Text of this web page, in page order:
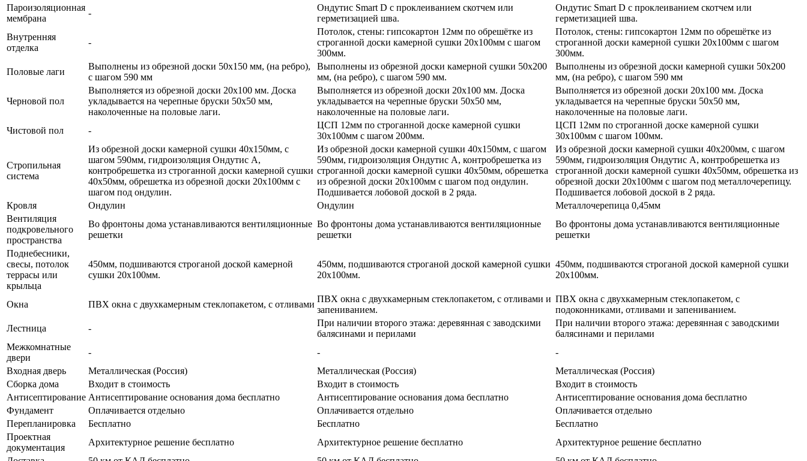
Пароизоляционная
мембрана
-
Ондутис Smart D с проклеиванием скотчем или
герметизацией шва.
Ондутис Smart D с проклеиванием скотчем или
герметизацией шва.
Внутренняя
отделка
-
Потолок, стены: гипсокартон 12мм по обрешётке из
строганной доски камерной сушки 20х100мм с шагом
300мм.
Потолок, стены: гипсокартон 12мм по обрешётке из
строганной доски камерной сушки 20х100мм с шагом
300мм.
Половые лаги
Выполнены из обрезной доски 50х150 мм, (на ребро),
с шагом 590 мм
Выполнены из обрезной доски камерной сушки 50х200
мм, (на ребро), с шагом 590 мм.
Выполнены из обрезной доски камерной сушки 50х200
мм, (на ребро), с шагом 590 мм
Черновой пол
Выполняется из обрезной доски 20х100 мм. Доска
укладывается на черепные бруски 50х50 мм,
наколоченные на половые лаги.
Выполняется из обрезной доски 20х100 мм. Доска
укладывается на черепные бруски 50х50 мм,
наколоченные на половые лаги.
Выполняется из обрезной доски 20х100 мм. Доска
укладывается на черепные бруски 50х50 мм,
наколоченные на половые лаги.
Чистовой пол
-
ЦСП 12мм по строганной доске камерной сушки
30х100мм с шагом 200мм.
ЦСП 12мм по строганной доске камерной сушки
30х100мм с шагом 100мм.
Стропильная
система
Из обрезной доски камерной сушки 40х150мм, с
шагом 590мм, гидроизоляция Ондутис А,
контробрешетка из строганной доски камерной сушки
40х50мм, обрешетка из обрезной доски 20х100мм с
шагом под ондулин.
Из обрезной доски камерной сушки 40х150мм, с шагом
590мм, гидроизоляция Ондутис А, контробрешетка из
строганной доски камерной сушки 40х50мм, обрешетка
из обрезной доски 20х100мм с шагом под ондулин.
Подшивается лобовой доской в 2 ряда.
Из обрезной доски камерной сушки 40х200мм, с шагом
590мм, гидроизоляция Ондутис А, контробрешетка из
строганной доски камерной сушки 40х50мм, обрешетка из
обрезной доски 20х100мм с шагом под металлочерепицу.
Подшивается лобовой доской в 2 ряда.
Кровля
Ондулин Ондулин
Металлочерепица 0,45мм
Вентиляция
подкровельного
пространства
Во фронтоны дома устанавливаются вентиляционные
решетки
Во фронтоны дома устанавливаются вентиляционные
решетки
Во фронтоны дома устанавливаются вентиляционные
решетки
Поднебесники,
свесы, потолок
террасы или
крыльца
450мм, подшиваются строганой доской камерной
сушки 20х100мм.
450мм, подшиваются строганой доской камерной сушки
20х100мм.
450мм, подшиваются строганой доской камерной сушки
20х100мм.
Окна ПВХ окна с двухкамерным стеклопакетом, с отливами
ПВХ окна с двухкамерным стеклопакетом, с отливами и
запениванием.
ПВХ окна с двухкамерным стеклопакетом, с
подоконниками, отливами и запениванием.
Лестница
-
При наличии второго этажа: деревянная с заводскими
балясинами и перилами
При наличии второго этажа: деревянная с заводскими
балясинами и перилами
Межкомнатные
двери
- -
-
Входная дверь
Металлическая (Россия) Металлическая (Россия)
Металлическая (Россия)
Сборка дома
Входит в стоимость Входит в стоимость
Входит в стоимость
Антисептирование Антисептирование основания дома бесплатно Антисептирование основания дома бесплатно
Антисептирование основания дома бесплатно
Фундамент
Оплачивается отдельно Оплачивается отдельно
Оплачивается отдельно
Перепланировка
Бесплатно Бесплатно
Бесплатно
Проектная
документация
Архитектурное решение бесплатно Архитектурное решение бесплатно
Архитектурное решение бесплатно